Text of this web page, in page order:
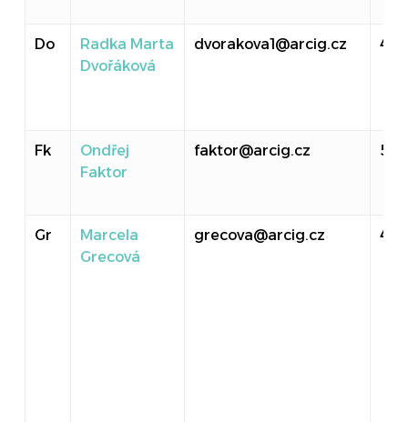
Do
Radka Marta
Dvořáková
dvorakova1@arcig.cz 414
Fk
Ondřej
Faktor
faktor@arcig.cz 501
Gr
Marcela
Grecová
grecova@arcig.cz